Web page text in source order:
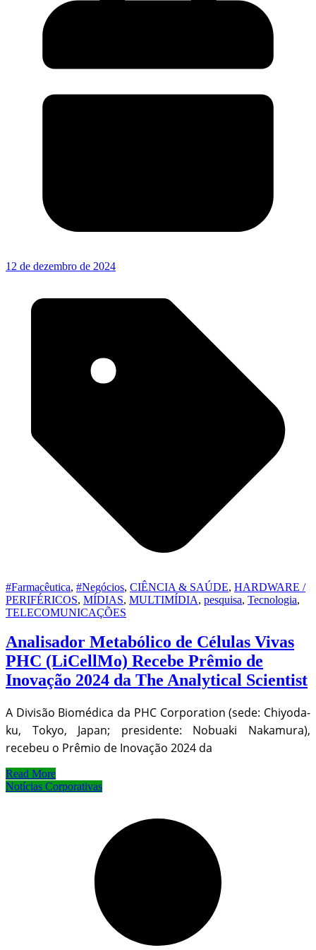
12 de dezembro de 2024
#Farmacêutica, #Negócios, CIÊNCIA & SAÚDE, HARDWARE /
PERIFÉRICOS, MÍDIAS, MULTIMÍDIA, pesquisa, Tecnologia,
TELECOMUNICAÇÕES
Analisador Metabólico de Células Vivas
PHC (LiCellMo) Recebe Prêmio de
Inovação 2024 da The Analytical Scientist
A Divisão Biomédica da PHC Corporation (sede: Chiyoda-
ku, Tokyo, Japan; presidente: Nobuaki Nakamura),
recebeu o Prêmio de Inovação 2024 da
Read More
Notícias Corporativas